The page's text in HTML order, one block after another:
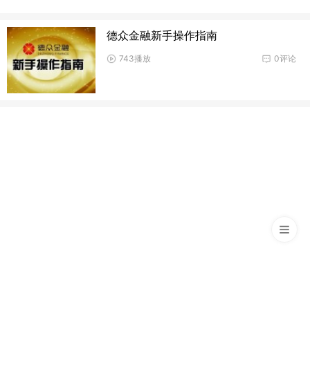
德众金融新手操作指南
0评论
743播放